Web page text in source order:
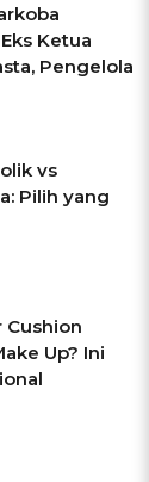
Ketua
Pengelola
vs
Pilih yang
Cushion
Up? Ini